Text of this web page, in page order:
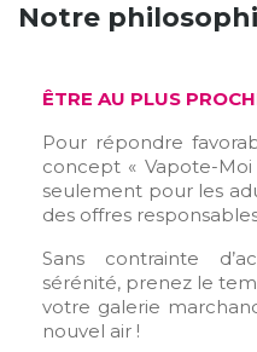
Notre
ÊTRE AU PLUS
Pour répondre
concept « Vapote-Moi
seulement pour les
des offres
Sans contrainte
sérénité, prenez le
votre galerie
nouvel air !